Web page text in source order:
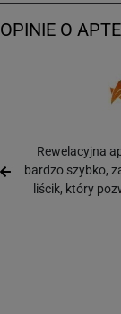
Rewelacyjna
bardzo szybko,
liścik, który